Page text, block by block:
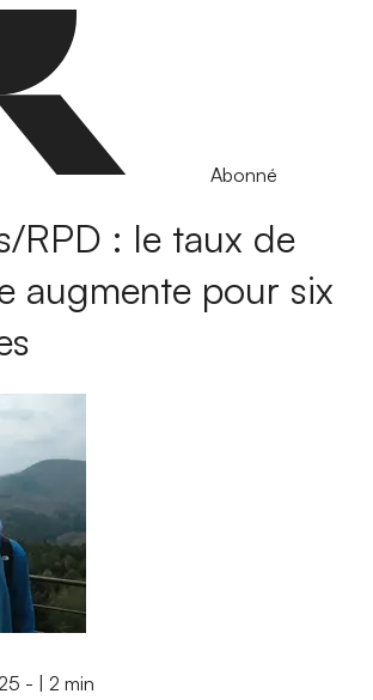
Abonné
RPD : le taux de
augmente pour six
- 2 min